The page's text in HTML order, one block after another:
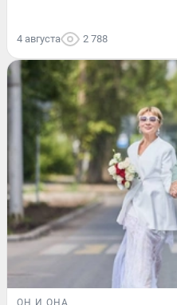
4 августа 2 788
ОН И ОНА